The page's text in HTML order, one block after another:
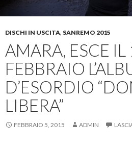
DISCHI IN USCITA, SANREMO 2015
AMARA, ESCE IL
FEBBRAIO
D’ESORDIO
LIBERA”
FEBBRAIO 5, 2015 ADMIN